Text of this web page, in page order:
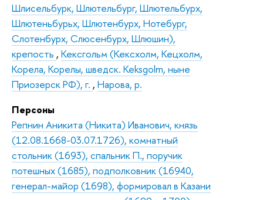
Шлисельбурк, Шлютельбург, Шлютельбурх,
Шлютеньбурьх, Шлютенбурх, Нотебург,
Слотенбурх, Слюсенбурх, Шлюшин),
крепость , Кексгольм (Кексхолм, Кецхолм,
Корела, Корелы, шведск. Keksgolm, ныне
Приозерск РФ), г. , Нарова, р.
Персоны
Репнин Аникита (Никита) Иванович, князь
(12.08.1668-03.07.1726), комнатный
стольник (1693), спальник П., поручик
потешных (1685), подполковник (16940,
генерал-майор (1698), формировал в Казани